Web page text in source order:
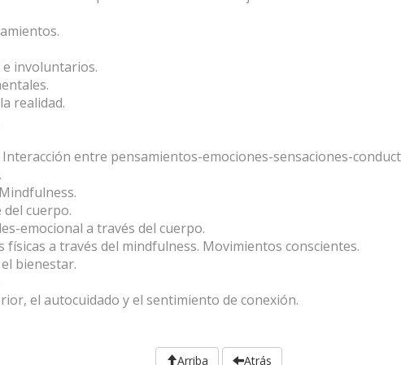
involuntarios.
realidad.
entre pensamientos-emociones-sensaciones-
del cuerpo.
emocional a través del cuerpo.
a través del mindfulness. Movimientos conscientes.
bienestar.
el autocuidado y el sentimiento de conexión.
Arriba Atrás